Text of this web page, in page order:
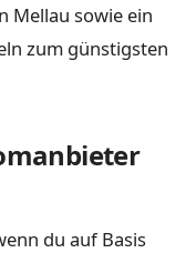
Mellau sowie ein
zum günstigsten
du auf Basis